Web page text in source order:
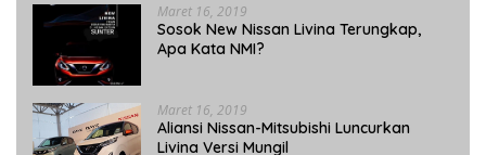
Maret 16, 2019
Sosok New Nissan Livina Terungkap,
Apa Kata NMI?
Maret 16, 2019
Aliansi Nissan-Mitsubishi Luncurkan
Livina Versi Mungil